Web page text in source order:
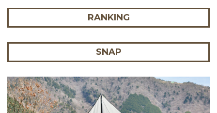
RANKING
SNAP